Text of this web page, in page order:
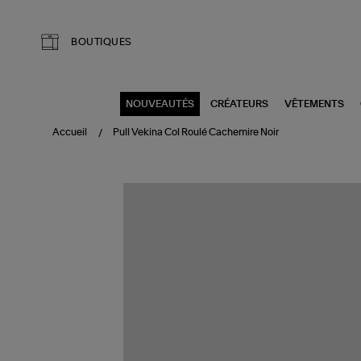
BOUTIQUES
NOUVEAUTÉS CRÉATEURS VÊTEMENTS
Accueil Pull Vekina Col Roulé Cachemire Noir